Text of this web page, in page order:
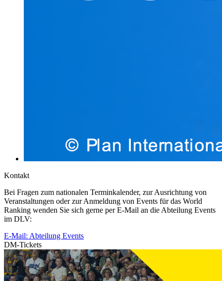
Kontakt
Bei Fragen zum nationalen Terminkalender, zur Ausrichtung von
Veranstaltungen oder zur Anmeldung von Events für das World
Ranking wenden Sie sich gerne per E-Mail an die Abteilung Events
im DLV:
E-Mail: Abteilung Events
DM-Tickets